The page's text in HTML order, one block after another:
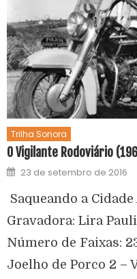
Trilha Sonora
O Vigilante Rodoviário
23 de setembro de 2016
Saqueando a
Gravadora: Lira
Número de Faixas:
Joelho de Porco 2 –